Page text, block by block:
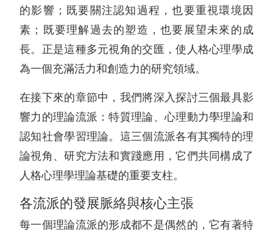
的影響；既要關注認知過程，也要重視環境因
素；既要理解過去的塑造，也要展望未來的成
長。正是這種多元視角的交匯，使人格心理學成
為一個充滿活力和創造力的研究領域。
在接下來的章節中，我們將深入探討三個最具影
響力的理論流派：特質理論、心理動力學理論和
認知社會學習理論。這三個流派各有其獨特的理
論視角、研究方法和實踐應用，它們共同構成了
人格心理學理論基礎的重要支柱。
各流派的發展脈絡與核心主張
每一個理論流派的形成都不是偶然的，它有著特